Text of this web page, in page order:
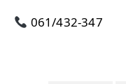
061/432-347